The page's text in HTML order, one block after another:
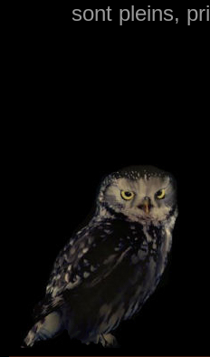
sont pleins,